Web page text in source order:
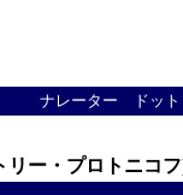
ナレーター ドット
リー・プロトニコ